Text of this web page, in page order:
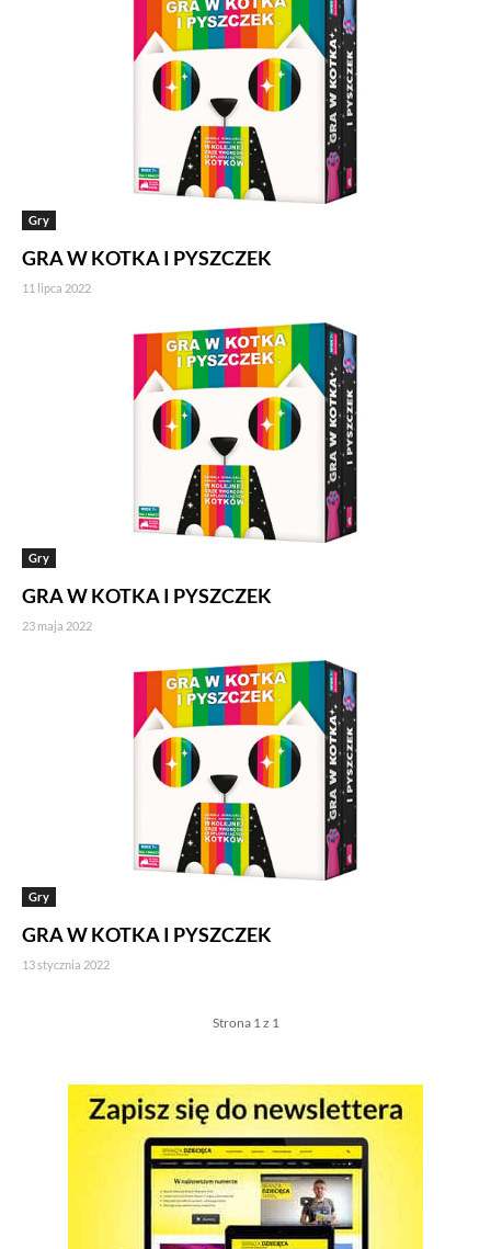
Gry
GRA W KOTKA I PYSZCZEK
11 lipca 2022
Gry
GRA W KOTKA I PYSZCZEK
23 maja 2022
Gry
GRA W KOTKA I PYSZCZEK
13 stycznia 2022
Strona 1 z 1
Jeżeli tutaj zaglądasz, to znak, że cenisz swoją prywatność.
Wychodząc naprzeciw Twoim oczekiwaniom, na tej stronie został
wdrożony mechanizm, który pozwala Ci kontrolować
wykorzystywanie plików cookies oraz innych technologii